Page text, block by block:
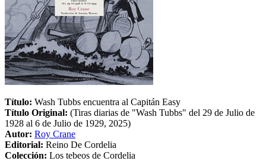
Título: Wash Tubbs encuentra al Capitán Easy
Título Original: (Tiras diarias de "Wash Tubbs" del 29 de Julio de
1928 al 6 de Julio de 1929, 2025)
Autor: Roy Crane
Editorial: Reino De Cordelia
Colección: Los tebeos de Cordelia